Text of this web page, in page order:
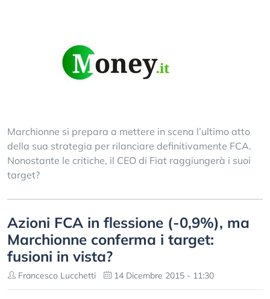
Marchionne si prepara a mettere in scena l’ultimo atto
della sua strategia per rilanciare definitivamente FCA.
Nonostante le critiche, il CEO di Fiat raggiungerà i suoi
target?
Azioni FCA in flessione (-0,9%), ma
Marchionne conferma i target:
fusioni in vista?
Francesco Lucchetti 14 Dicembre 2015 - 11:30